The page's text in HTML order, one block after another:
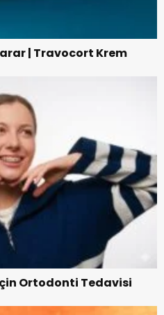
| Travocort Krem
Ortodonti Tedavisi